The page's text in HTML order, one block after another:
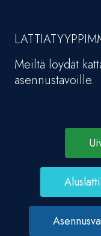
Meiltä löydät
asennustavoille.